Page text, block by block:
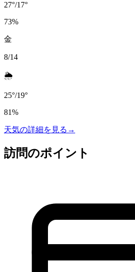
27°/17°
73%
金
8/14
🌦️
25°/19°
81%
天気の詳細を見る →
訪問のポイント